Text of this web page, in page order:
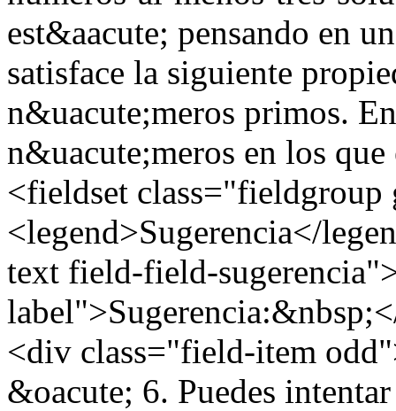
est&aacute; pensando en
satisface la siguiente
n&uacute;meros primos.
n&uacute;meros en los
<fieldset class="fieldgroup
<legend>Sugerencia</
text field-field-
<div class="field-item
&oacute; 6. Puedes